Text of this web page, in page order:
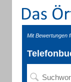
Mit Bewertungen